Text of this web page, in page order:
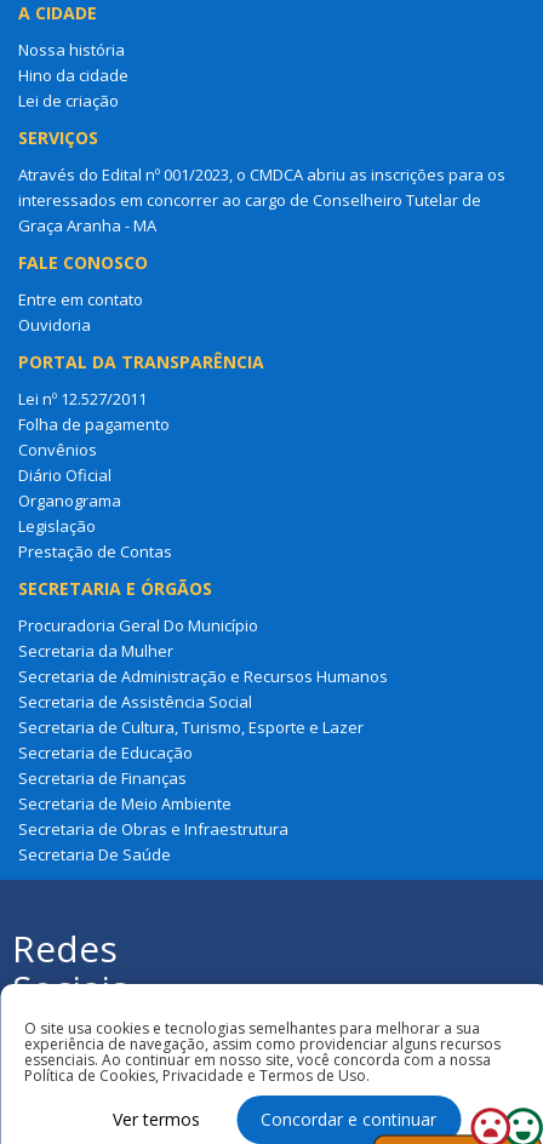
A CIDADE
Nossa história
Hino da cidade
Lei de criação
SERVIÇOS
Através do Edital nº 001/2023, o CMDCA abriu as inscrições para os
interessados em concorrer ao cargo de Conselheiro Tutelar de
Graça Aranha - MA
FALE CONOSCO
Entre em contato
Ouvidoria
PORTAL DA TRANSPARÊNCIA
Lei nº 12.527/2011
Folha de pagamento
Convênios
Diário Oficial
Organograma
Legislação
Prestação de Contas
SECRETARIA E ÓRGÃOS
Procuradoria Geral Do Município
Secretaria da Mulher
Secretaria de Administração e Recursos Humanos
Secretaria de Assistência Social
Secretaria de Cultura, Turismo, Esporte e Lazer
Secretaria de Educação
Secretaria de Finanças
Secretaria de Meio Ambiente
Secretaria de Obras e Infraestrutura
Secretaria De Saúde
Redes
Sociais
Municipal de Graça Aranha
O site usa cookies e tecnologias semelhantes para melhorar a sua
experiência de navegação, assim como providenciar alguns recursos
essenciais. Ao continuar em nosso site, você concorda com a nossa
Política de Cookies, Privacidade e Termos de Uso.
Ver termos Concordar e continuar